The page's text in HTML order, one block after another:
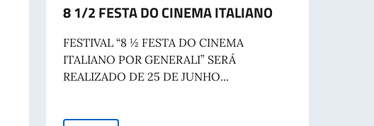
8 1/2 FESTA DO CINEMA ITALIANO
FESTIVAL “8 ½ FESTA DO CINEMA
ITALIANO POR GENERALI” SERÁ
REALIZADO DE 25 DE JUNHO...